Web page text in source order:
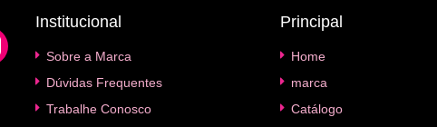
Institucional
Sobre a Marca
Dúvidas Frequentes
Trabalhe Conosco
Principal
Home
marca
Catálogo